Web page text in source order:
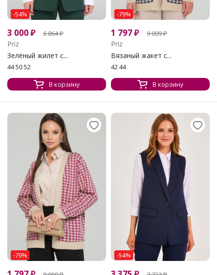
-54%
3 000₽ 6 864₽
Priz
Зелёный жилет с...
44 50 52
В корзину
-79%
1 797₽ 9 009₽
Priz
Вязаный жакет с...
42 44
В корзину
-79% -54%